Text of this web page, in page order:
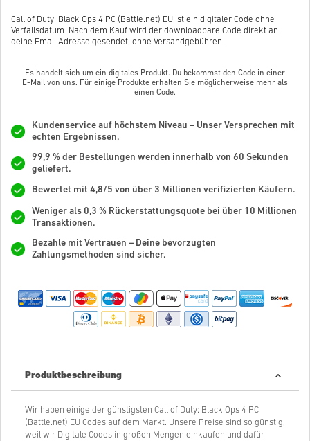
Call of Duty: Black Ops 4 PC (Battle.net) EU ist ein digitaler Code ohne
Verfallsdatum. Nach dem Kauf wird der downloadbare Code direkt an
deine Email Adresse gesendet, ohne Versandgebühren.
Es handelt sich um ein digitales Produkt. Du bekommst den Code in einer
E-Mail von uns. Für einige Produkte erhalten Sie möglicherweise mehr als
einen Code.
Kundenservice auf höchstem Niveau – Unser Versprechen mit
echten Ergebnissen.
99,9 % der Bestellungen werden innerhalb von 60 Sekunden
geliefert.
Bewertet mit 4,8/5 von über 3 Millionen verifizierten Käufern.
Weniger als 0,3 % Rückerstattungsquote bei über 10 Millionen
Transaktionen.
Bezahle mit Vertrauen – Deine bevorzugten
Zahlungsmethoden sind sicher.
Produktbeschreibung
Wir haben einige der günstigsten Call of Duty: Black Ops 4 PC
(Battle.net) EU Codes auf dem Markt. Unsere Preise sind so günstig,
weil wir Digitale Codes in großen Mengen einkaufen und dafür